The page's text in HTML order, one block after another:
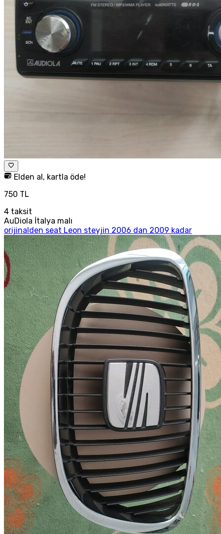
Elden al, kartla öde!
750 TL
4 taksit
AuDiola İtalya malı
orijinalden seat Leon steyjin 2006 dan 2009 kadar